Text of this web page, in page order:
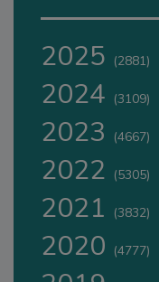
2025 (2881)
2024 (3109)
2023 (4667)
2022 (5305)
2021 (3832)
2020 (4777)